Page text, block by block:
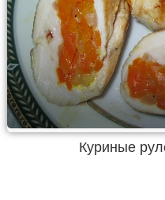
Куриные